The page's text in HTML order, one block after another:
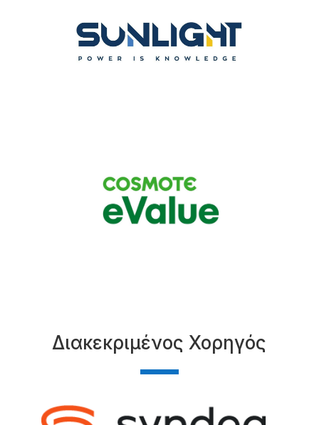
Διακεκριμένος Χορηγός